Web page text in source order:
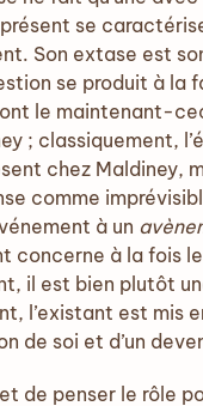
se
Son extase est
se produit à la
le maintenant-
; classiquement,
chez Maldiney,
comme
à un
concerne à la fois
il est bien plutôt
l’existant est mis
de soi et d’un
de penser le rôle